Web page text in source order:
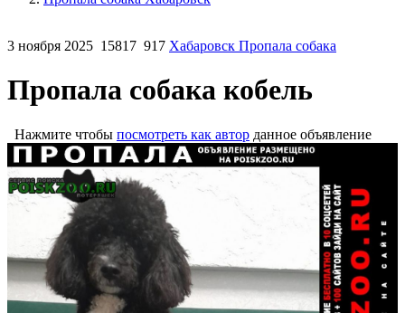
3 ноября 2025 15817 917 Хабаровск Пропала собака
Пропала собака кобель
Нажмите чтобы посмотреть как автор данное объявление